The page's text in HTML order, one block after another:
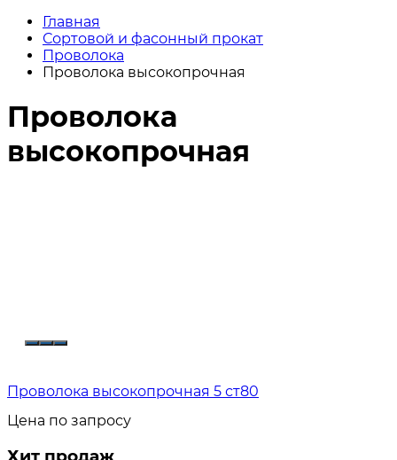
Главная
Сортовой и фасонный прокат
Проволока
Проволока высокопрочная
Проволока
высокопрочная
Проволока высокопрочная 5 ст80
Цена по запросу
Хит продаж